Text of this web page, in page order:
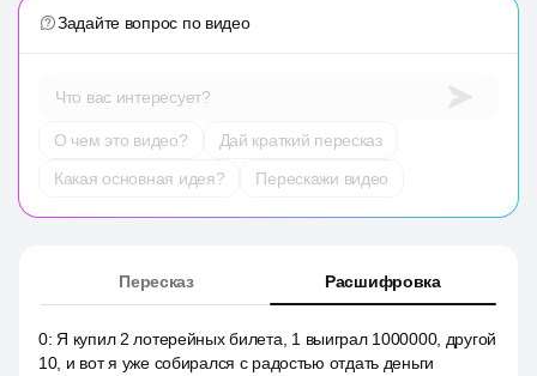
Задайте вопрос по видео
Что вас интересует?
О чем это видео?
Дай краткий пересказ
Какая основная идея?
Перескажи видео
Пересказ Расшифровка
0: Я купил 2 лотерейных билета, 1 выиграл 1000000, другой
10, и вот я уже собирался с радостью отдать деньги